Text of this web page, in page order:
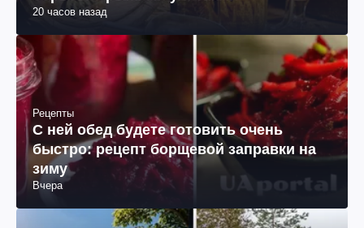
борьбы с рыжими улитками
Рецепты
С ней обед будете готовить очень
быстро: рецепт борщевой заправки на
зиму